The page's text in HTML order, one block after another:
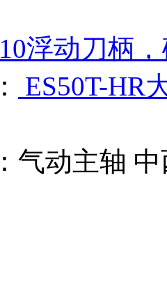
浮动刀柄
ES50T-HR
气动主轴